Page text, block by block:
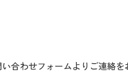
合わせフォームよりご連絡を